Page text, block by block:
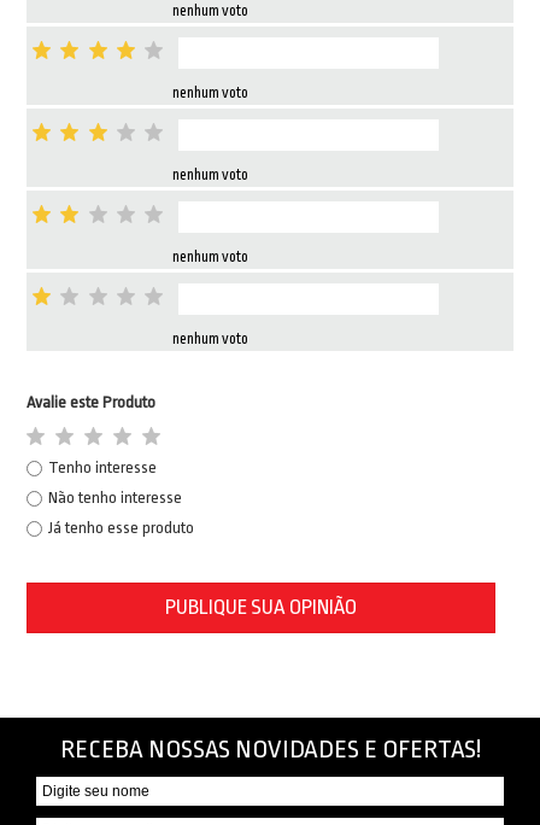
nenhum voto
nenhum voto
nenhum voto
nenhum voto
nenhum voto
Avalie este Produto
Tenho interesse
Não tenho interesse
Já tenho esse produto
PUBLIQUE SUA OPINIÃO
RECEBA NOSSAS NOVIDADES E OFERTAS!